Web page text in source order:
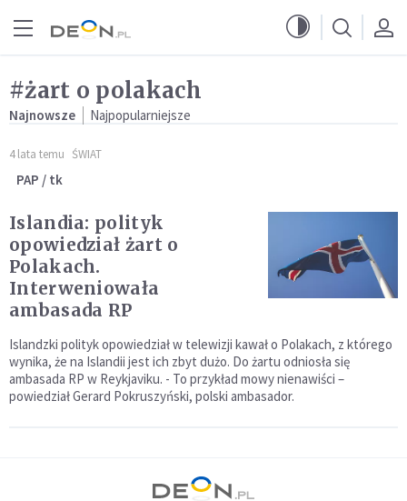
#żart o polakach
Najnowsze Najpopularniejsze
4 lata temu ŚWIAT
PAP / tk
Islandia: polityk
opowiedział żart o
Polakach.
Interweniowała
ambasada RP
Islandzki polityk opowiedział w telewizji kawał o Polakach, z którego
wynika, że na Islandii jest ich zbyt dużo. Do żartu odniosła się
ambasada RP w Reykjaviku. - To przykład mowy nienawiści –
powiedział Gerard Pokruszyński, polski ambasador.